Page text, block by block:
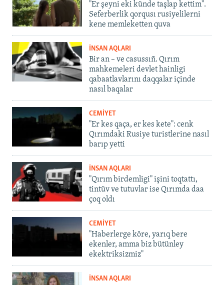
"Er şeyni eki künde taşlap kettim".
Seferberlik qorqusı rusiyelilerni
kene memleketten quva
İNSAN AQLARI
Bir an – ve casussıñ. Qırım
mahkemeleri devlet hainligi
qabaatlavlarını daqqalar içinde
nasıl baqalar
CEMİYET
"Er kes qaça, er kes kete": cenk
Qırımdaki Rusiye turistlerine nasıl
barıp yetti
İNSAN AQLARI
"Qırım birdemligi" işini toqtattı,
tintüv ve tutuvlar ise Qırımda daa
çoq oldı
CEMİYET
"Haberlerge köre, yarıq bere
ekenler, amma biz bütünley
ekektriksizmiz"
İNSAN AQLARI